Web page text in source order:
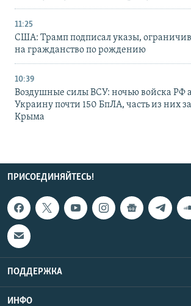
11:25
США: Трамп подписал указы,
на гражданство по рождению
10:39
Воздушные силы ВСУ: ночью войска РФ
Украину почти 150 БпЛА, часть из них
Крыма
ПРИСОЕДИНЯЙТЕСЬ!
ПОДДЕРЖКА
ИНФО